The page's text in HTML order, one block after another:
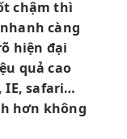
chậm thì
càng
hiện đại
quả cao
IE, safari…
hơn không